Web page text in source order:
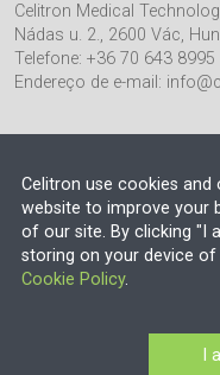
Celitron Medical
Nádas u. 2., 2600 Vác,
Telefone: +36 70 643 8995
Endereço de e-mail:
Parceiro de Engenharia
© 2026 © 2019 EU N ° DE
Número de registro da
Celitron use cookies
website to improve your
of our site. By clicking "I
storing on your device
Cookie Policy.
I